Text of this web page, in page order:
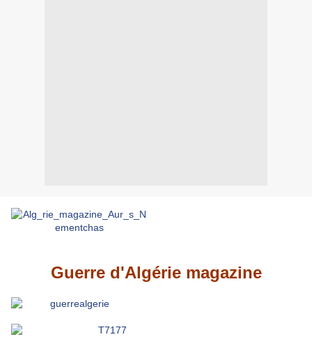
Guerre d'Algérie magazine